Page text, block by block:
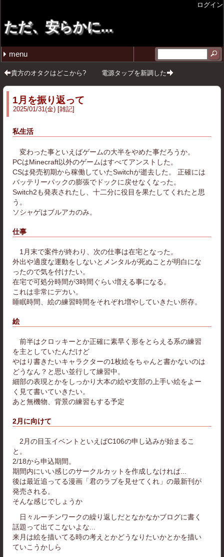
ログイン
ただ、安らかに...
menu
最近の記事
tmuxで垂直ペインを後から追加したい
週報 26年4月第4週目
週報 26年4月第3週目
週報 26年4月第2週目
週報 26年3月第4週目
月別の記事リスト
2026年 (20)
2026年07月 (1)
2026年04月 (3)
2026年03月 (6)
2026年02月 (2)
2026年01月 (8)
2025年 (27)
2025年12月 (5)
2025年11月 (2)
2025年10月 (3)
2025年09月 (3)
2025年08月 (5)
2025年03月 (2)
2025年02月 (4)
2025年01月 (3)
2024年 (12)
2024年12月 (8)
2024年11月 (2)
2024年08月 (1)
2024年02月 (1)
2023年 (1)
2023年12月 (1)
2022年 (2)
2022年11月 (1)
2022年10月 (1)
2020年 (1)
2020年12月 (1)
タグ雑記 (42)
自省 (12)
プログラム (12)
C++ (5)
11 (5)
VirtualBox (1)
Linux (2)
tmux (1)
ゲーム (5)
スマブラSP (1)
スプラトゥーン3 (1)
ストリートファイター6 (3)
コミックマーケット (4)
その他 (2)
仕事 (1)
ガジェット (3)
ソフトウェア (2)
GIT (2)
無印良品 (1)
イラスト (4)
ポエム (1)
圏論 (1)
音楽 (1)
貴方のオタクはどこから? 電源タップを新調した
1月を振り返って
2025/01/31(金) 雑記
私生活
変わった事といえばゲームの大半をやめた事だろうか。
PCはMinecraft以外のゲームはすべてアンストした。
CSは発売初期から稼働していたSwitchが逝去した。 正確には
バッテリーパックの膨張でドックに戻せなくなった。
Switch2も発表されたし、十二分に役目を果たしてくれたと思
う。
ソシャゲはブルアカのみ。
仕事
1月末で案件が終わり、次の仕事は在宅となった。
外出や適度な運動をしないとメンタルが死ぬことが明白にな
ったので気を付けたい。
在宅で可処分時間が3時間ぐらい増える事になる。
これは非常にデカい。
睡眠時間、絵の練習時間をそれぞれ増やしていきたい所存。
絵
前半はクロッキーとか正確に素早く形をとらえる系の練習
を主としていたんだけど
やはり書きたいキャラクターの1枚絵をちゃんと書かないのは
どうなん？と思い並行して練習中。
細部の表現とかをしっかり大本の絵や支部の上手い絵をよー
く見て書いていきたい。
あと無機物、背景の練習もする予定
2月に向けて
2月の目玉イベントといえばC106の申し込みが始まるこ
と。
2/18から申込期間。
期間内にいい感じのサークルカットを作成しなければ...
後は最近追ってる漫画「君のラブを見せてくれ」の最新刊が
発売される。
そんな感じでしょうか
日々ルーチンワークの繰り返しだとなかなかブログに書く
話題って出てこないよな...
来月は絵を描いてる時の考えとかどうなりたいかとかを描い
ていこうかしら